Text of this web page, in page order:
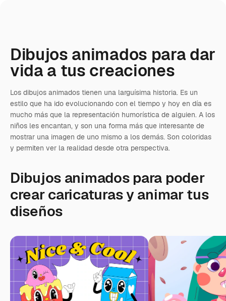
Dibujos animados para dar
vida a tus creaciones
Los dibujos animados tienen una larguísima historia. Es un
estilo que ha ido evolucionando con el tiempo y hoy en día es
mucho más que la representación humorística de alguien. A los
niños les encantan, y son una forma más que interesante de
mostrar una imagen de uno mismo a los demás. Son coloridas
y permiten ver la realidad desde otra perspectiva.
Dibujos animados para poder
crear caricaturas y animar tus
diseños